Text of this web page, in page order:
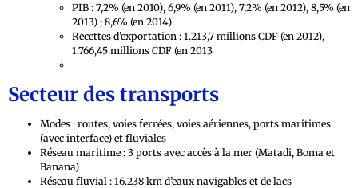
PIB : 7,2% (en 2010), 6,9% (en 2011), 7,2% (en 2012), 8,5% (en
2013) ; 8,6% (en 2014)
Recettes d’exportation : 1.213,7 millions CDF (en 2012),
1.766,45 millions CDF (en 2013
Secteur des transports
Modes : routes, voies ferrées, voies aériennes, ports maritimes
(avec interface) et fluviales
Réseau maritime : 3 ports avec accès à la mer (Matadi, Boma et
Banana)
Réseau fluvial : 16.238 km d’eaux navigables et de lacs